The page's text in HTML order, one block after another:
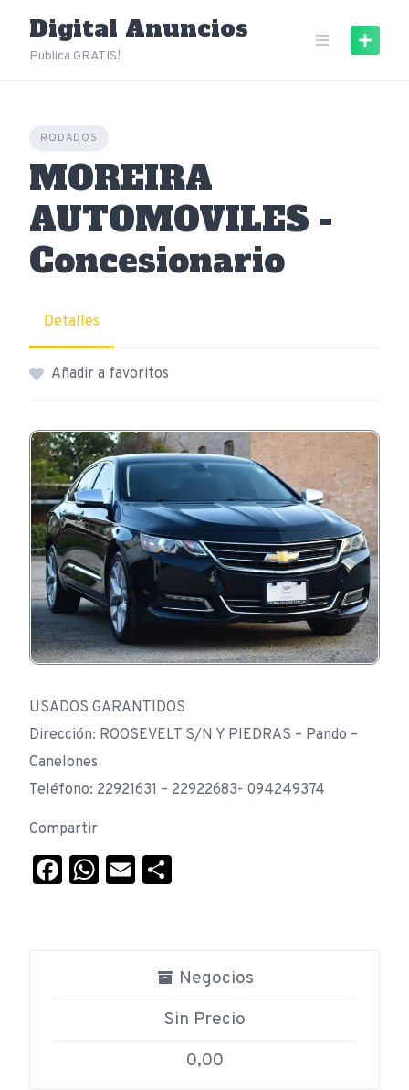
content
Digital Anuncios
Publica GRATIS!
RODADOS
MOREIRA
AUTOMOVILES -
Concesionario
Detalles
Añadir a favoritos
USADOS GARANTIDOS
Dirección: ROOSEVELT S/N Y PIEDRAS – Pando –
Canelones
Teléfono: 22921631 – 22922683- 094249374
Compartir
Facebook
WhatsApp
Email
Negocios
Sin Precio
0,00